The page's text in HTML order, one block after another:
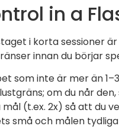
in a
i korta sessioner
innan du börjar
som inte är mer än
om du når
(t.ex. 2x) så att du
små och målen